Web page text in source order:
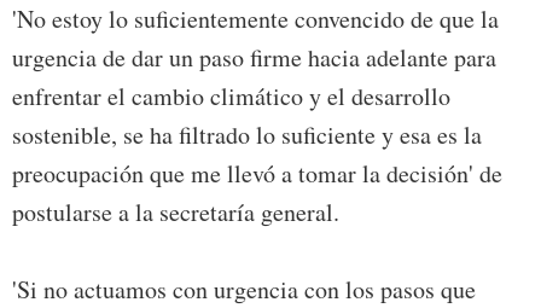
'No estoy lo suficientemente convencido de que la
urgencia de dar un paso firme hacia adelante para
enfrentar el cambio climático y el desarrollo
sostenible, se ha filtrado lo suficiente y esa es la
preocupación que me llevó a tomar la decisión' de
postularse a la secretaría general.
'Si no actuamos con urgencia con los pasos que